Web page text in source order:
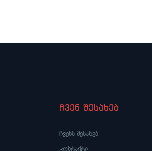
ჩვენ შესახებ
ჩვენს შესახებ
კონტაქტი